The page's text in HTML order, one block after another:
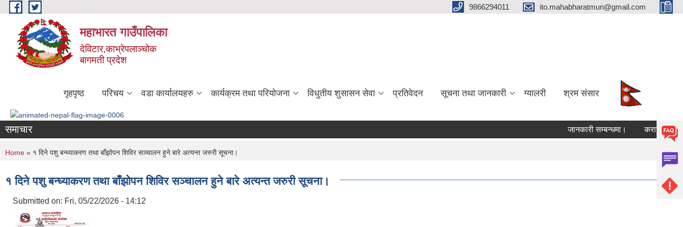
Skip to main content 9866294011 ito.mahabharatmun@gmail.com
महाभारत गाउँपालिका
देविटार,काभ्रेपलाञ्चोक
बागमती प्रदेश
गृहपृष्ठ परिचय वडा कार्यालयहरु कार्यक्रम तथा परियोजना विधुतीय शुसासन सेवा प्रतिवेदन सूचना तथा जानकारी ग्यालरी श्रम संसार
समाचार जानकारी सम्बन्धमा। करार सेवामा
You are here
Home » १ दिने पशु बन्ध्याकरण तथा बाँझोपन शिविर सञ्चालन हुने बारे अत्यन्त जरुरी सूचना।
१ दिने पशु बन्ध्याकरण तथा बाँझोपन शिविर सञ्चालन हुने बारे अत्यन्त जरुरी सूचना।
Submitted on: Fri, 05/22/2026 - 14:12